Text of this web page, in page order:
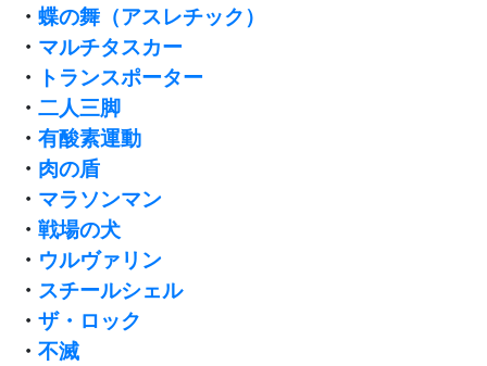
・ 蝶の舞（アスレチック）
・ マルチタスカー
・ トランスポーター
・ 二人三脚
・ 有酸素運動
・ 肉の盾
・ マラソンマン
・ 戦場の犬
・ ウルヴァリン
・ スチールシェル
・ ザ・ロック
・ 不滅